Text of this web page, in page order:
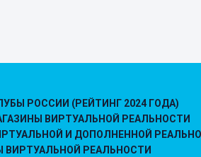
РОССИИ (РЕЙТИНГ 2024 ГОДА)
ВИРТУАЛЬНОЙ РЕАЛЬНОСТИ
И ДОПОЛНЕННОЙ
ВИРТУАЛЬНОЙ РЕАЛЬНОСТИ